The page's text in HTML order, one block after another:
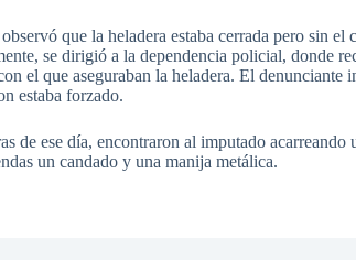
que la heladera estaba cerrada pero sin el
se dirigió a la dependencia policial, donde
el que aseguraban la heladera. El denunciante
estaba forzado.
de ese día, encontraron al imputado acarreando
un candado y una manija metálica.